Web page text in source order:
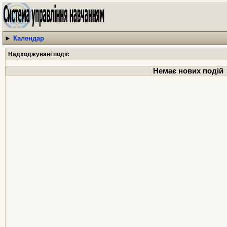
► Календар
Надходжувані події:
Немає нових подій